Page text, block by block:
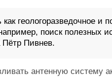
геологоразведочное и
поиск полезных
Пётр Пивнев.
антенную систему